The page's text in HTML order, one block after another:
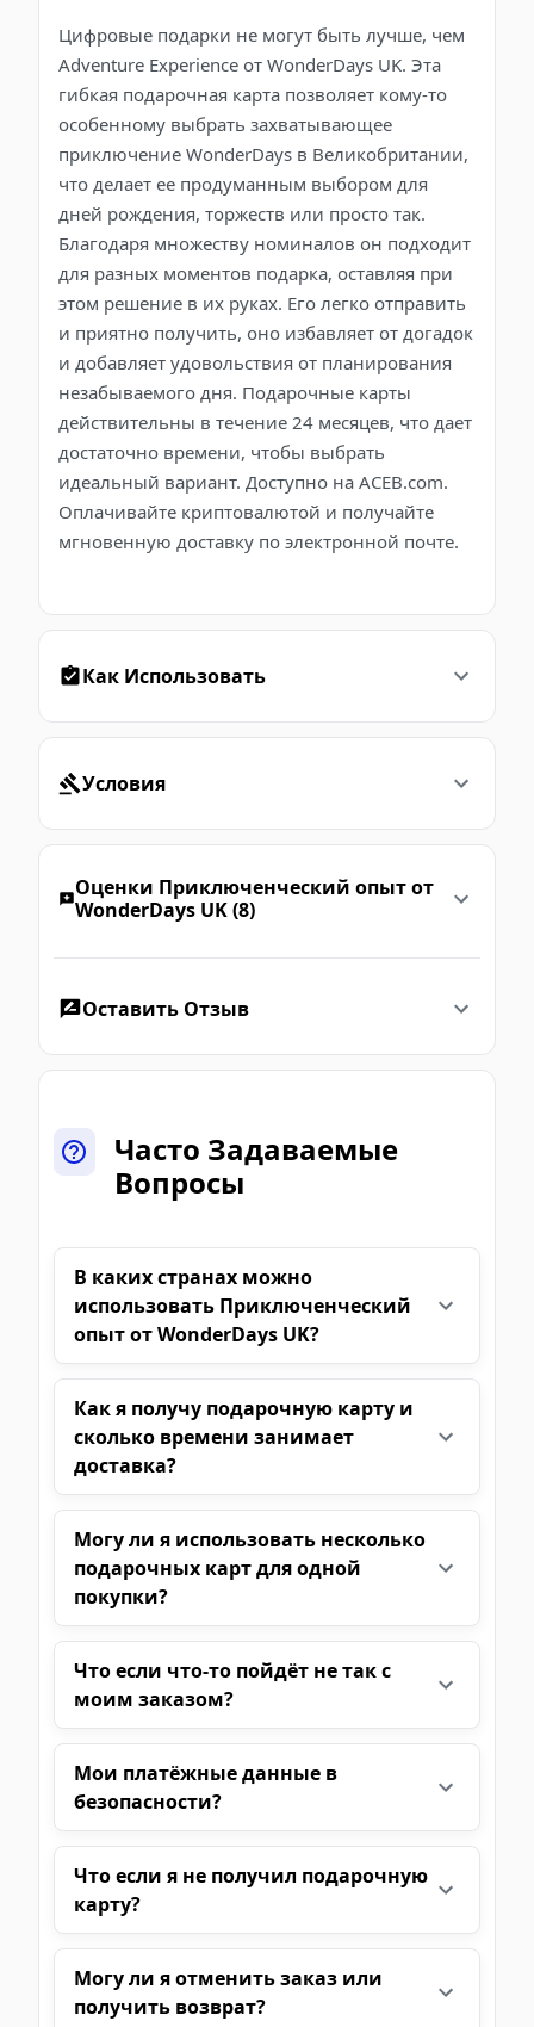
Цифровые подарки не могут быть лучше, чем
Adventure Experience от WonderDays UK. Эта
гибкая подарочная карта позволяет кому-то
особенному выбрать захватывающее
приключение WonderDays в Великобритании,
что делает ее продуманным выбором для
дней рождения, торжеств или просто так.
Благодаря множеству номиналов он подходит
для разных моментов подарка, оставляя при
этом решение в их руках. Его легко отправить
и приятно получить, оно избавляет от догадок
и добавляет удовольствия от планирования
незабываемого дня. Подарочные карты
действительны в течение 24 месяцев, что дает
достаточно времени, чтобы выбрать
идеальный вариант. Доступно на ACEB.com.
Оплачивайте криптовалютой и получайте
мгновенную доставку по электронной почте.
Как Использовать
Условия
Оценки Приключенческий опыт от
WonderDays UK (8)
Оставить Отзыв
Часто Задаваемые
Вопросы
В каких странах можно
использовать Приключенческий
опыт от WonderDays UK?
Как я получу подарочную карту и
сколько времени занимает
доставка?
Могу ли я использовать несколько
подарочных карт для одной
покупки?
Что если что-то пойдёт не так с
моим заказом?
Мои платёжные данные в
безопасности?
Что если я не получил подарочную
карту?
Могу ли я отменить заказ или
получить возврат?